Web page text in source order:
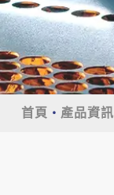
首頁 產品資訊